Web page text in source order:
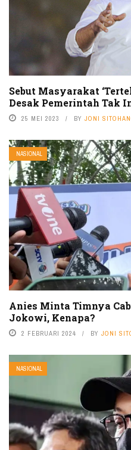
Sebut Masyarakat
Desak Pemerintah Tak
25 MEI 2023 BY JONI
NASIONAL
Anies Minta Timnya
Jokowi, Kenapa?
2 FEBRUARI 2024 BY JONI
NASIONAL